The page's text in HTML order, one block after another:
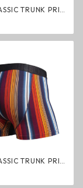
TRUNK PRIN
BRONZE ボ
トランクス フォ
ベニス スポーツ マ
TRUNK PRIN
STRIPE-DARK N
パンツ トランク